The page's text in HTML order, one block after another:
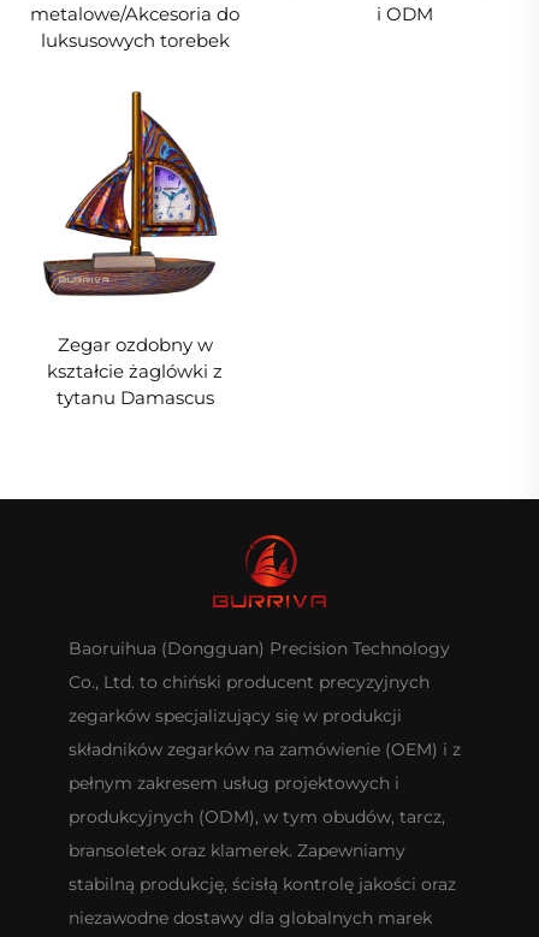
metalowe/Akcesoria do
luksusowych torebek
i ODM
Zegar ozdobny w
kształcie żaglówki z
tytanu Damascus
Baoruihua (Dongguan) Precision Technology
Co., Ltd. to chiński producent precyzyjnych
zegarków specjalizujący się w produkcji
składników zegarków na zamówienie (OEM) i z
pełnym zakresem usług projektowych i
produkcyjnych (ODM), w tym obudów, tarcz,
bransoletek oraz klamerek. Zapewniamy
stabilną produkcję, ścisłą kontrolę jakości oraz
niezawodne dostawy dla globalnych marek